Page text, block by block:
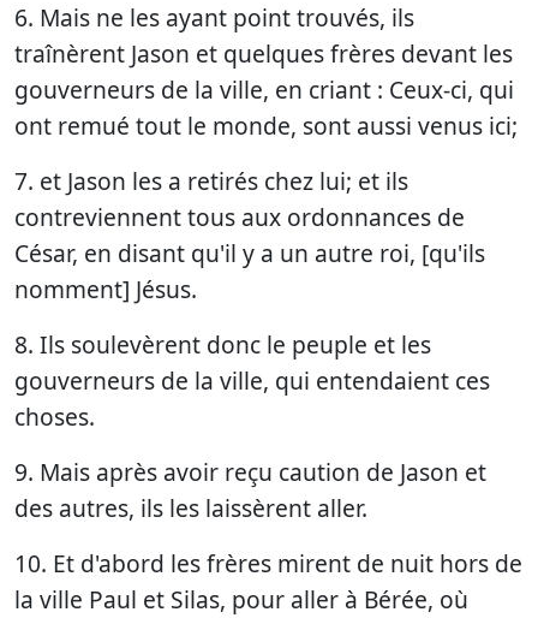
6. Mais ne les ayant point trouvés, ils
traînèrent Jason et quelques frères devant les
gouverneurs de la ville, en criant : Ceux-ci, qui
ont remué tout le monde, sont aussi venus ici;
7. et Jason les a retirés chez lui; et ils
contreviennent tous aux ordonnances de
César, en disant qu'il y a un autre roi, [qu'ils
nomment] Jésus.
8. Ils soulevèrent donc le peuple et les
gouverneurs de la ville, qui entendaient ces
choses.
9. Mais après avoir reçu caution de Jason et
des autres, ils les laissèrent aller.
10. Et d'abord les frères mirent de nuit hors de
la ville Paul et Silas, pour aller à Bérée, où